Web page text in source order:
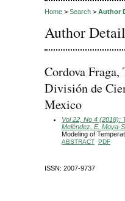
Home > Search > Author
Author
Cordova
División de
Mexico
Vol 22, No 4 (2018):
Meléndez, E. Moya-
Modeling of
ABSTRACT PDF
ISSN: 2007-9737